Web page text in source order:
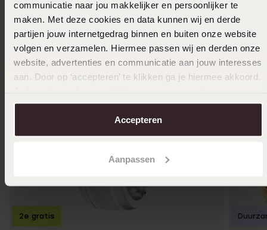
communicatie naar jou makkelijker en persoonlijker te
maken. Met deze cookies en data kunnen wij en derde
partijen jouw internetgedrag binnen en buiten onze website
volgen en verzamelen. Hiermee passen wij en derden onze
website, advertenties en communicatie aan jouw interesses
aan. Door op ‘accepteren’ te klikken ga je hiermee akkoord.
over in onscookiebeleid.
Accepteren
Aanpassen
2e gratis